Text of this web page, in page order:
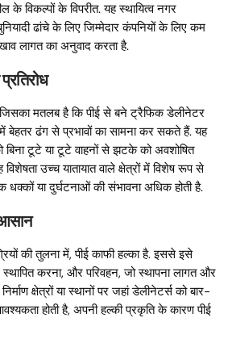
के विकल्पों के विपरीत. यह स्थायित्व नगर
ढांचे के लिए जिम्मेदार कंपनियों के लिए कम
लागत का अनुवाद करता है.
जिसका मतलब है कि पीई से बने ट्रैफिक डेलीनेटर
बेहतर ढंग से प्रभावों का सामना कर सकते हैं. यह
बिना टूटे या टूटे वाहनों से झटके को अवशोषित
उच्च यातायात वाले क्षेत्रों में विशेष रूप से
या दुर्घटनाओं की संभावना अधिक होती है.
की तुलना में, पीई काफी हल्का है. इससे इसे
करना, और परिवहन, जो स्थापना लागत और
क्षेत्रों या स्थानों पर जहां डेलीनेटर्स को बार-
होती है, अपनी हल्की प्रकृति के कारण पीई